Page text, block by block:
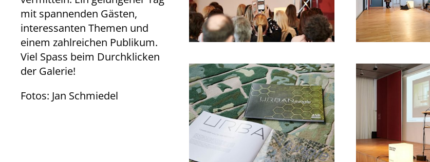
mit spannenden Gästen,
interessanten Themen und
einem zahlreichen Publikum.
Viel Spass beim Durchklicken
der Galerie!
Fotos: Jan Schmiedel